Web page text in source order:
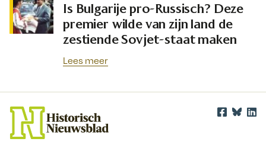
Is Bulgarije pro-Russisch? Deze
premier wilde van zijn land de
zestiende Sovjet-staat maken
Lees meer